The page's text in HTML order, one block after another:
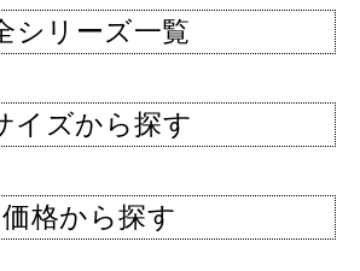
シリーズ一覧
イズから探す
価格から探す